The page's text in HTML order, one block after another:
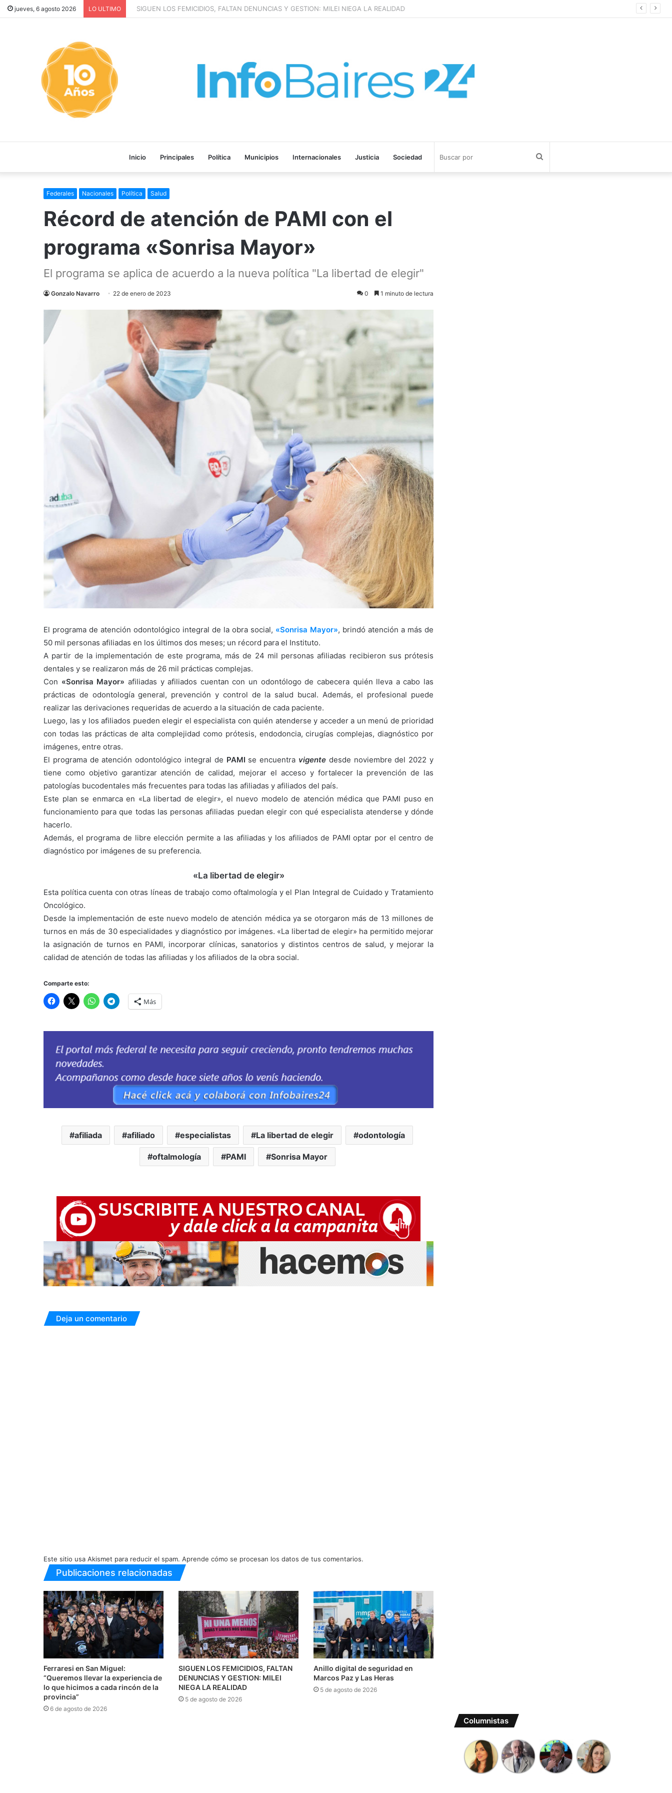
jueves, 6 agosto 2026 LO ULTIMO SIGUEN LOS FEMICIDIOS, FALTAN DENUNCIAS Y GESTION: MILEI NIEGA LA REALIDAD
Inicio Principales Política Municipios Internacionales Justicia Sociedad
Federales Nacionales Política Salud
Récord de atención de PAMI con el
programa «Sonrisa Mayor»
El programa se aplica de acuerdo a la nueva política "La libertad de elegir"
Gonzalo Navarro 22 de enero de 2023 0 1 minuto de lectura
El programa de atención odontológico integral de la obra social, «Sonrisa Mayor», brindó atención a más de
50 mil personas afiliadas en los últimos dos meses; un récord para el Instituto.
A partir de la implementación de este programa, más de 24 mil personas afiliadas recibieron sus prótesis
dentales y se realizaron más de 26 mil prácticas complejas.
Con «Sonrisa Mayor» afiliadas y afiliados cuentan con un odontólogo de cabecera quién lleva a cabo las
prácticas de odontología general, prevención y control de la salud bucal. Además, el profesional puede
realizar las derivaciones requeridas de acuerdo a la situación de cada paciente.
Luego, las y los afiliados pueden elegir el especialista con quién atenderse y acceder a un menú de prioridad
con todas las prácticas de alta complejidad como prótesis, endodoncia, cirugías complejas, diagnóstico por
imágenes, entre otras.
El programa de atención odontológico integral de PAMI se encuentra vigente desde noviembre del 2022 y
tiene como objetivo garantizar atención de calidad, mejorar el acceso y fortalecer la prevención de las
patologías bucodentales más frecuentes para todas las afiliadas y afiliados del país.
Este plan se enmarca en «La libertad de elegir», el nuevo modelo de atención médica que PAMI puso en
funcionamiento para que todas las personas afiliadas puedan elegir con qué especialista atenderse y dónde
hacerlo.
Además, el programa de libre elección permite a las afiliadas y los afiliados de PAMI optar por el centro de
diagnóstico por imágenes de su preferencia.
«La libertad de elegir»
Esta política cuenta con otras líneas de trabajo como oftalmología y el Plan Integral de Cuidado y Tratamiento
Oncológico.
Desde la implementación de este nuevo modelo de atención médica ya se otorgaron más de 13 millones de
turnos en más de 30 especialidades y diagnóstico por imágenes. «La libertad de elegir» ha permitido mejorar
la asignación de turnos en PAMI, incorporar clínicas, sanatorios y distintos centros de salud, y mejorar la
calidad de atención de todas las afiliadas y los afiliados de la obra social.
Comparte esto:
Más
afiliada afiliado especialistas La libertad de elegir odontología
oftalmología PAMI Sonrisa Mayor
Deja un comentario
Este sitio usa Akismet para reducir el spam. Aprende cómo se procesan los datos de tus comentarios.
Publicaciones relacionadas
Ferraresi en San Miguel:
“Queremos llevar la experiencia de
lo que hicimos a cada rincón de la
provincia”
6 de agosto de 2026
SIGUEN LOS FEMICIDIOS, FALTAN
DENUNCIAS Y GESTION: MILEI
NIEGA LA REALIDAD
5 de agosto de 2026
Anillo digital de seguridad en
Marcos Paz y Las Heras
5 de agosto de 2026
Columnistas